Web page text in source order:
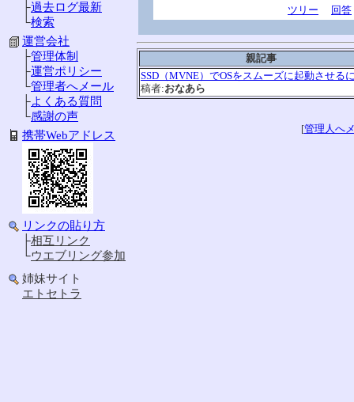
├過去ログ最新
└検索
運営会社
├管理体制
├運営ポリシー
└管理者へメール
├よくある質問
└感謝の声
携帯Webアドレス
リンクの貼り方
├相互リンク
└ウエブリング参加
姉妹サイト
エトセトラ
ツリー 回答
親記事
SSD（MVNE）でOSをスムーズに起動させる
稿者:おなあら
[管理人へ